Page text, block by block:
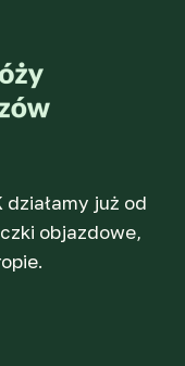
działamy już od
objazdowe,